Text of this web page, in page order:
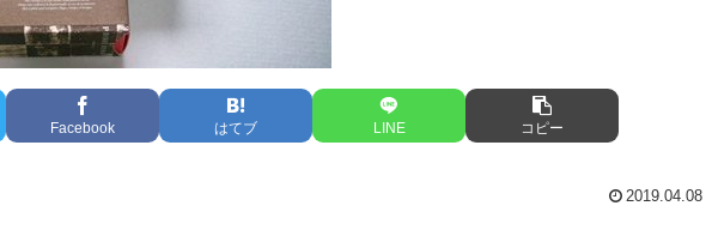
Facebook はてブ LINE コピー
2019.04.08